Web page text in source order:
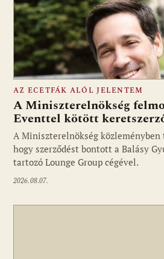
Fotó: media1.hu
AZ ECETFÁK ALÓL JELENTEM
A Miniszterelnökség
Eventtel kötött
A Miniszterelnökség
hogy szerződést bontott a Balásy
tartozó Lounge Group cégével.
2026.08.07.